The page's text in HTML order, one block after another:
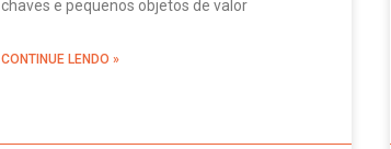
chaves e pequenos objetos de valor
CONTINUE LENDO »